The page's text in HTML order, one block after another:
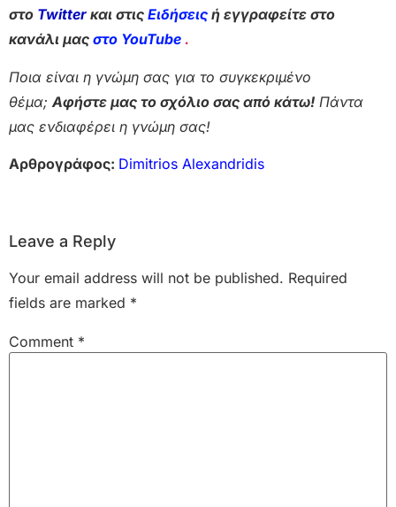
στο Twitter και στις Ειδήσεις ή εγγραφείτε στο
κανάλι μας στο YouTube .
Ποια είναι η γνώμη σας για το συγκεκριμένο
θέμα; Αφήστε μας το σχόλιο σας από κάτω! Πάντα
μας ενδιαφέρει η γνώμη σας!
Αρθρογράφος: Dimitrios Alexandridis
Leave a Reply
Your email address will not be published. Required
fields are marked *
Comment *